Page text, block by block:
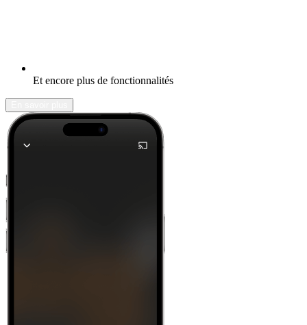
Et encore plus de fonctionnalités